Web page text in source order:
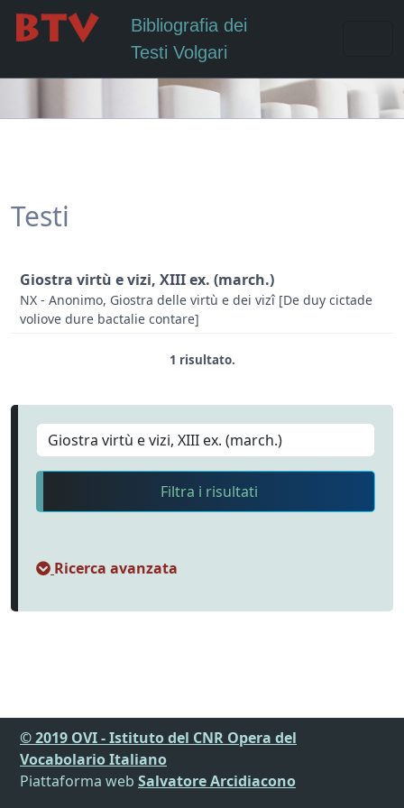
Bibliografia dei
Testi Volgari
Testi
Giostra virtù e vizi, XIII ex. (march.)
NX - Anonimo, Giostra delle virtù e dei vizî [De duy cictade
voliove dure bactalie contare]
1 risultato.
Filtra i risultati
Ricerca avanzata
© 2019 OVI - Istituto del CNR Opera del
Vocabolario Italiano
Piattaforma web Salvatore Arcidiacono